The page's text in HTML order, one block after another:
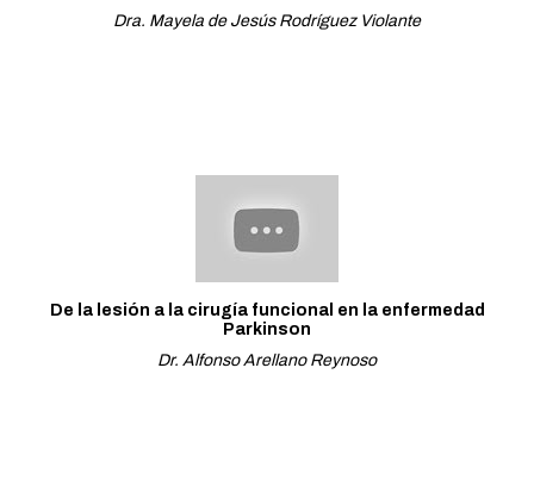
Dra. Mayela de Jesús Rodríguez Violante
De la lesión a la cirugía funcional en la enfermedad
Parkinson
Dr. Alfonso Arellano Reynoso